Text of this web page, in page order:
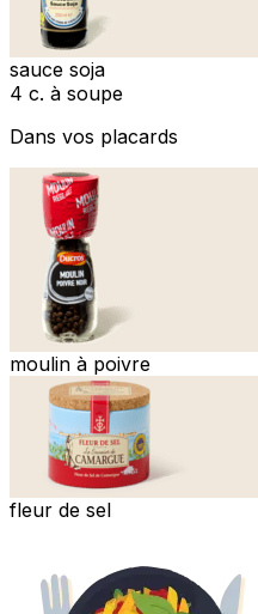
sauce soja
4 c. à soupe
Dans vos placards
moulin à poivre
fleur de sel